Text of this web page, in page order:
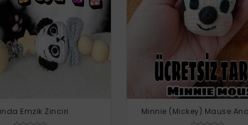
Emzik Zinciri Minnie (Mickey) Mause